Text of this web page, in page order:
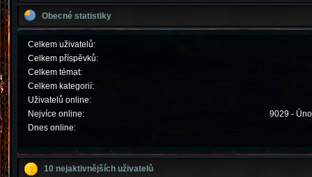
Obecné statistiky
Celkem uživatelů:
Celkem příspěvků:
Celkem témat:
Celkem kategorií:
Uživatelů online:
Nejvíce online:
9029 -
Dnes online:
10 nejaktivnějších uživatelů